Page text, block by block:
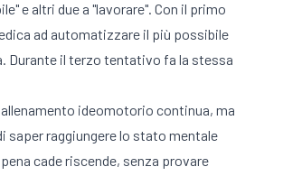
e altri due a "lavorare". Con il primo
ad automatizzare il più possibile
Durante il terzo tentativo fa la stessa
ideomotorio continua, ma
saper raggiungere lo stato mentale
cade riscende, senza provare